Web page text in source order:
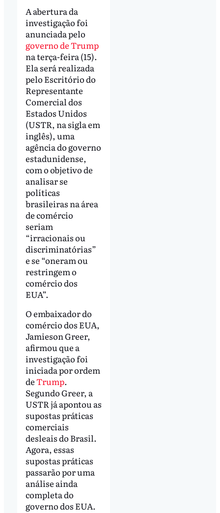
A abertura da
investigação foi
anunciada pelo
governo de Trump
na terça-feira (15).
Ela será realizada
pelo Escritório do
Representante
Comercial dos
Estados Unidos
(USTR, na sigla em
inglês), uma
agência do governo
estadunidense,
com o objetivo de
analisar se
políticas
brasileiras na área
de comércio
seriam
“irracionais ou
discriminatórias”
e se “oneram ou
restringem o
comércio dos
EUA”.
O embaixador do
comércio dos EUA,
Jamieson Greer,
afirmou que a
investigação foi
iniciada por ordem
deTrump.
Segundo Greer, a
USTR já apontou as
supostas práticas
comerciais
desleais do Brasil.
Agora, essas
supostas práticas
passarão por uma
análise ainda
completa do
governo dos EUA.